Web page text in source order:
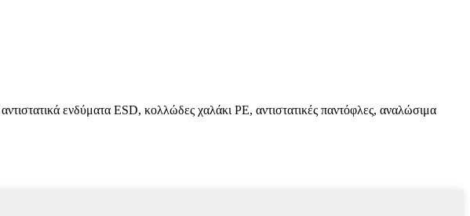
ενδύματα ESD, κολλώδες χαλάκι PE, αντιστατικές παντόφλες, αναλώσιμα